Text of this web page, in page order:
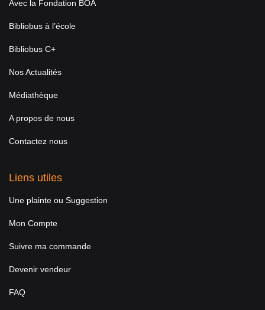
Avec la Fondation BOA
Bibliobus à l’école
Bibliobus C+
Nos Actualités
Médiathèque
A propos de nous
Contactez nous
Liens utiles
Une plainte ou Suggestion
Mon Compte
Suivre ma commande
Devenir vendeur
FAQ